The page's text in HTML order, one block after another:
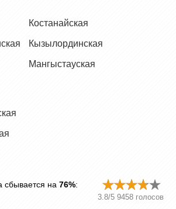
Костанайская
Кызылординская
Мангыстауская
сбывается на 76%:
3.8/5 9458 голосов